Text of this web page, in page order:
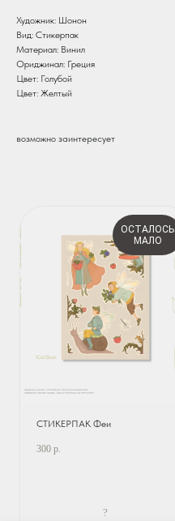
Художник: Шонон
Вид: Стикерпак
Материал: Винил
Ориджинал: Греция
Цвет: Голубой
Цвет: Желтый
возможно заинтересует
ОСТАЛОСЬ
МАЛО
СТИКЕРПАК Феи
300 р.
?